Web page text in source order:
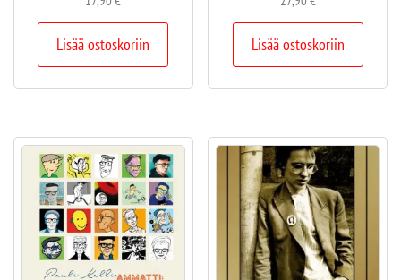
Lisää ostoskoriin Lisää ostoskoriin